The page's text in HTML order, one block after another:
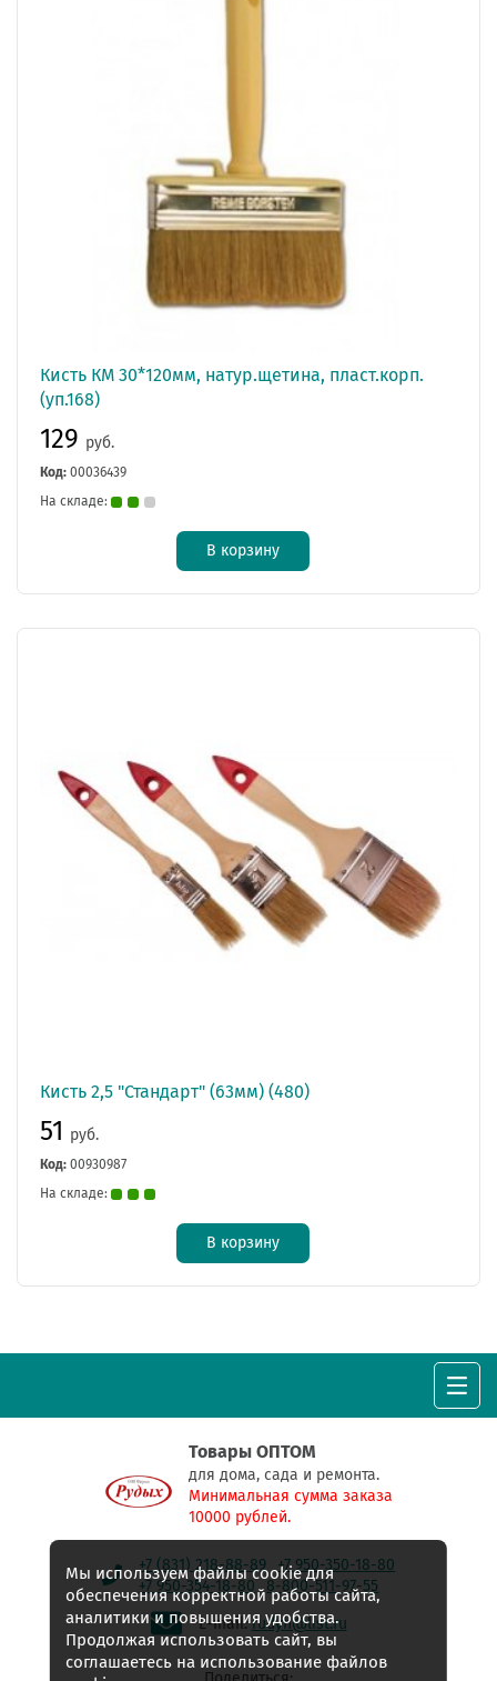
Кисть КМ 30*120мм, натур.щетина, пласт.корп.
(уп.168)
129 руб.
Код: 00036439
На складе:
В корзину
Кисть 2,5 "Стандарт" (63мм) (480)
51 руб.
Код: 00930987
На складе:
В корзину
Товары ОПТОМ
для дома, сада и ремонта.
Минимальная сумма заказа
10000 рублей.
+7 (831) 218-88-89
+7 950-350-18-80
+7 950-354-18-80
8-800-511-97-55
E-mail:rudyh@list.ru
Мы используем файлы cookie для
обеспечения корректной работы сайта,
аналитики и повышения удобства.
Продолжая использовать сайт, вы
соглашаетесь на использование файлов